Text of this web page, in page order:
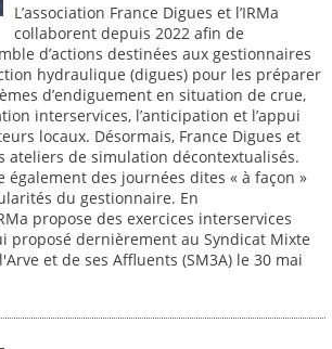
L’association France Digues et l’IRMa
collaborent depuis 2022 afin de
d’actions destinées aux gestionnaires
hydraulique (digues) pour les préparer
d’endiguement en situation de crue,
interservices, l’anticipation et l’appui
locaux. Désormais, France Digues et
ateliers de simulation décontextualisés.
également des journées dites « à façon »
du gestionnaire. En
propose des exercices interservices
proposé dernièrement au Syndicat Mixte
et de ses Affluents (SM3A) le 30 mai